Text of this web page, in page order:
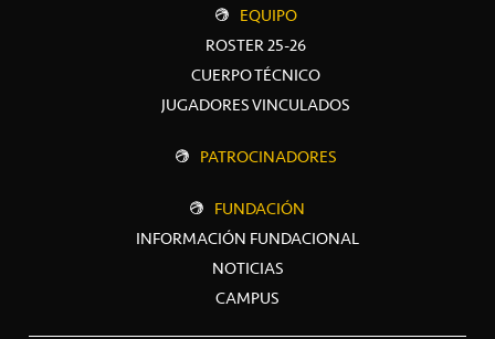
EQUIPO
ROSTER 25-26
CUERPO TÉCNICO
JUGADORES VINCULADOS
PATROCINADORES
FUNDACIÓN
INFORMACIÓN FUNDACIONAL
NOTICIAS
CAMPUS